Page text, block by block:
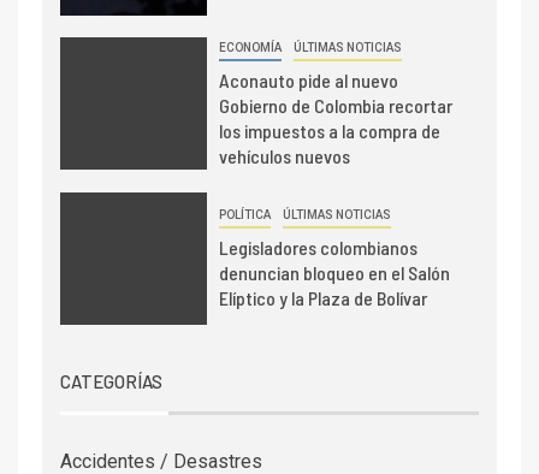
ECONOMÍA ÚLTIMAS NOTICIAS
Aconauto pide al nuevo
Gobierno de Colombia recortar
los impuestos a la compra de
vehículos nuevos
POLÍTICA ÚLTIMAS NOTICIAS
Legisladores colombianos
denuncian bloqueo en el Salón
Elíptico y la Plaza de Bolívar
CATEGORÍAS
Accidentes / Desastres